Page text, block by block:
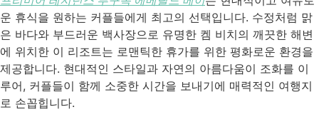
운 휴식을 원하는 커플들에게 최고의 선택입니다. 수정처럼 맑
은 바다와 부드러운 백사장으로 유명한 켐 비치의 깨끗한 해변
에 위치한 이 리조트는 로맨틱한 휴가를 위한 평화로운 환경을
제공합니다. 현대적인 스타일과 자연의 아름다움이 조화를 이
루어, 커플들이 함께 소중한 시간을 보내기에 매력적인 여행지
로 손꼽힙니다.